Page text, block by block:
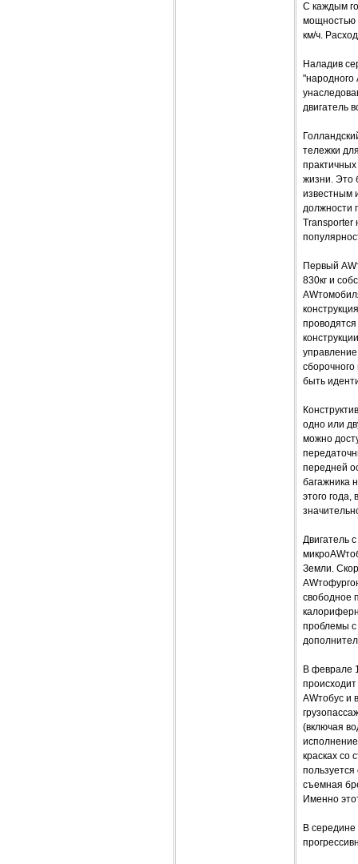
С каждым
мощностью
км/ч.
Наладив
"народного
двигатель
тележки
жизни. Это
известным
должности
Transporter
Первый
830кг и
быть
одно или
можно
передней
багажника
этого года,
Двигатель
Земли.
свободное
проблемы с
В феврале
AWтобус и
(включая
красках со
съемная
Именно
В